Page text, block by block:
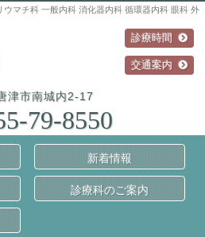
マチ科 一般内科 消化器内科 循環器内科 眼科 外
津市南城内2-17
79-8550
診療時間
交通案内
新着情報
診療科のご案内